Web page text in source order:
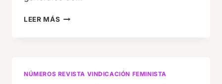
LEER MÁSREVISTA
NÚMEROS REVISTA VINDICACIÓN FEMINISTA